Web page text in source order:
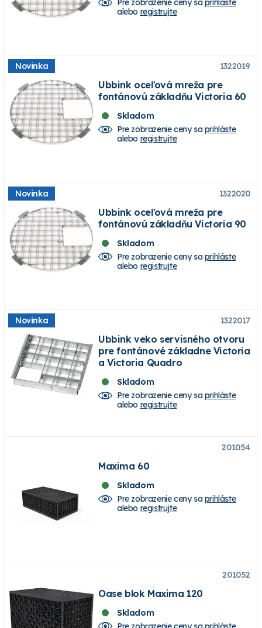
Pre zobrazenie ceny saprihláste
alebo registrujte
Novinka 1322019
Ubbink oceľová mreža pre
fontánovú základňu Victoria 60
Skladom
Pre zobrazenie ceny saprihláste
alebo registrujte
Novinka 1322020
Ubbink oceľová mreža pre
fontánovú základňu Victoria 90
Skladom
Pre zobrazenie ceny saprihláste
alebo registrujte
Novinka 1322017
Ubbink veko servisného otvoru
pre fontánové základne Victoria
a Victoria Quadro
Skladom
Pre zobrazenie ceny saprihláste
alebo registrujte
201054
Maxima 60
Skladom
Pre zobrazenie ceny saprihláste
alebo registrujte
201052
Oase blok Maxima 120
Skladom